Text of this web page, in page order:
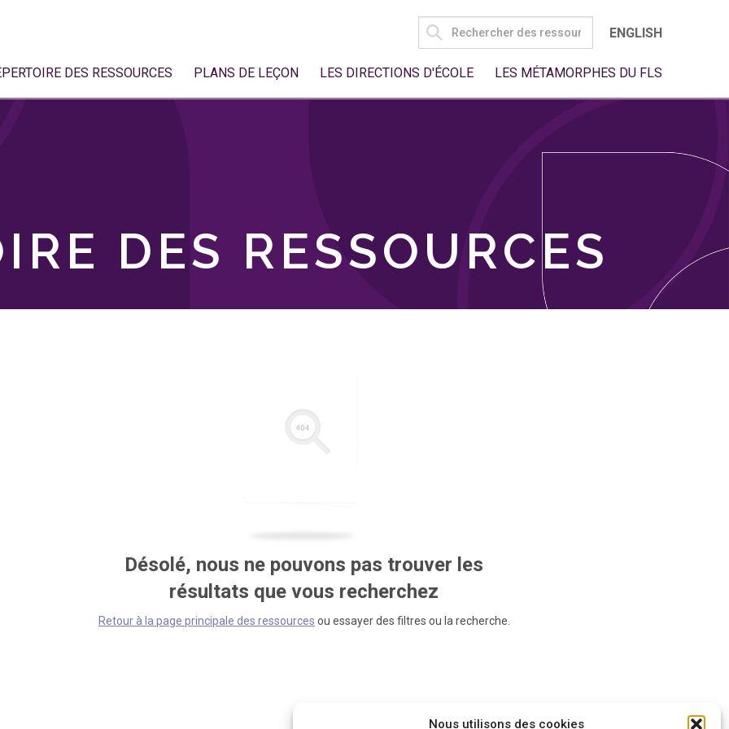
Nous utilisons des cookies
SEARCH
FOR:
ENGLISH
DES RESSOURCES PLANS DE LEÇON LES DIRECTIONS D'ÉCOLE LES MÉTAMORPHES DU FLS
DES RESSOURCES
Désolé, nous ne pouvons pas trouver les
résultats que vous recherchez
Retour à la page principale des ressources ou essayer des filtres ou la recherche.